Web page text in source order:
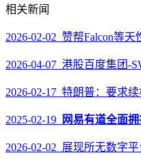
相关新闻
2026-02-02 赞帮Falcon等天
2026-04-07 港股百度集团-
2026-02-17 特朗普：要求
2025-02-19 网易有道全面
2026-02-02 展现所无数字